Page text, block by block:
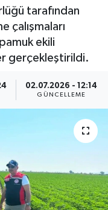
tarafından
çalışmaları
ekili
gerçekleştirildi.
02.07.2026 - 12:14
GÜNCELLEME